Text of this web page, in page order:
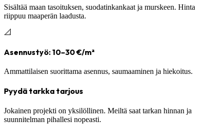
Sisältää maan tasoituksen, suodatinkankaat ja murskeen. Hinta
riippuu maaperän laadusta.
📐
Asennustyö: 10–30 €/m²
Ammattilaisen suorittama asennus, saumaaminen ja hiekoitus.
Pyydä tarkka tarjous
Jokainen projekti on yksilöllinen. Meiltä saat tarkan hinnan ja
suunnitelman pihallesi nopeasti.